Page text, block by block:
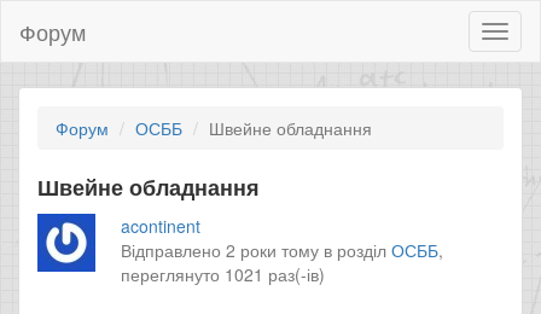
Форум
Форум ОСББ Швейне обладнання
Швейне обладнання
acontinent
Відправлено 2 роки тому в розділОСББ,
переглянуто 1021 раз(-ів)